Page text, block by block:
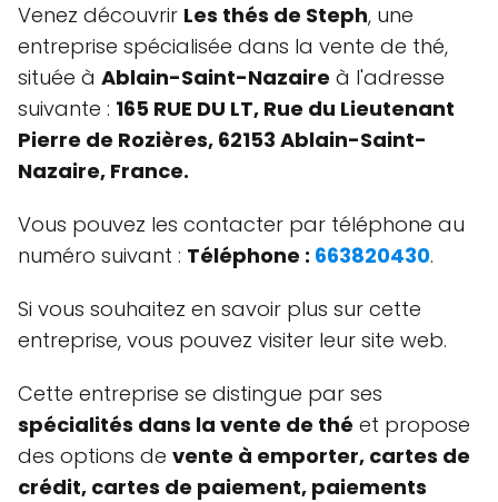
Venez découvrir Les thés de Steph, une
entreprise spécialisée dans la vente de thé,
située à Ablain-Saint-Nazaire à l'adresse
suivante : 165 RUE DU LT, Rue du Lieutenant
Pierre de Rozières, 62153 Ablain-Saint-
Nazaire, France.
Vous pouvez les contacter par téléphone au
numéro suivant : Téléphone : 663820430.
Si vous souhaitez en savoir plus sur cette
entreprise, vous pouvez visiter leur site web.
Cette entreprise se distingue par ses
spécialités dans la vente de thé et propose
des options de vente à emporter, cartes de
crédit, cartes de paiement, paiements